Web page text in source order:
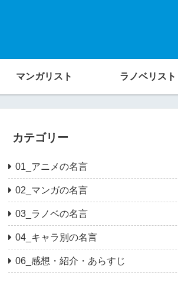
マンガリスト ラノベリスト
カテゴリー
01_アニメの名言
02_マンガの名言
03_ラノベの名言
04_キャラ別の名言
06_感想・紹介・あらすじ